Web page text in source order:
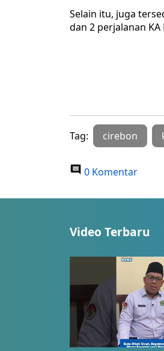
Selain itu, juga
dan 2 perjalanan
Tag: cirebon
0 Komentar
Video Terbaru